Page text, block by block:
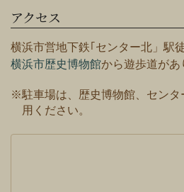
アクセス
横浜市営地下鉄｢センター北」駅
横浜市歴史博物館から遊歩道があ
※駐車場は、歴史博物館、センタ
用ください。